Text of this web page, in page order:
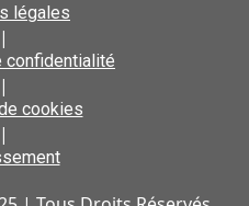
légales
|
confidentialité
|
cookies
|